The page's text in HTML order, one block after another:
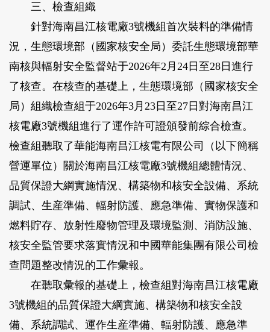
三、檢查組織
針對海南昌江核電廠3號機組首次裝料的準備情
況，生態環境部（國家核安全局）委託生態環境部華
南核與輻射安全監督站于2026年2月24日至28日進行
了核查。在核查的基礎上，生態環境部（國家核安全
局）組織檢查組于2026年3月23日至27日對海南昌江
核電廠3號機組進行了運作許可證頒發前綜合檢查。
檢查組聽取了華能海南昌江核電有限公司（以下簡稱
營運單位）關於海南昌江核電廠3號機組總體情況、
品質保證大綱實施情況、構築物和核安全設備、系統
調試、生産準備、輻射防護、應急準備、實物保護和
燃料貯存、放射性廢物管理及環境監測、消防設施、
核安全監管要求落實情況和中國華能集團有限公司檢
查問題整改情況的工作彙報。
在聽取彙報的基礎上，檢查組對海南昌江核電廠
3號機組的品質保證大綱實施、構築物和核安全設
備、系統調試、運作生産準備、輻射防護、應急準